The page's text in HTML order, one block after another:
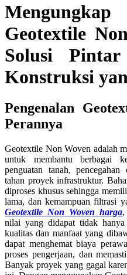
Geotextile
Solusi
Konstruksi
Pengenalan
Perannya
Geotextile Non Woven adalah
untuk membantu berbagai
penguatan tanah,
tahan proyek infrastruktur.
diproses khusus sehingga
lama, dan kemampuan filtrasi
Geotextile Non Woven harga,
nilai yang didapat tidak
kualitas dan manfaat yang
dapat menghemat biaya
proses pengerjaan, dan
Banyak proyek yang gagal